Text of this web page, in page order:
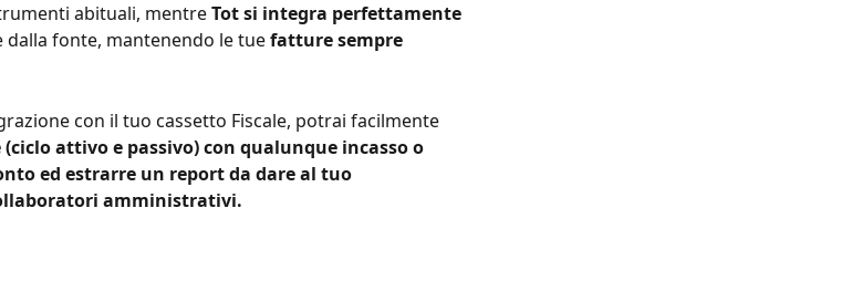
abituali, mentre Tot si integra perfettamente
fonte, mantenendo le tue fatture sempre
con il tuo cassetto Fiscale, potrai facilmente
attivo e passivo)con qualunque incasso o
ed estrarre un report da dare al tuo
amministrativi.